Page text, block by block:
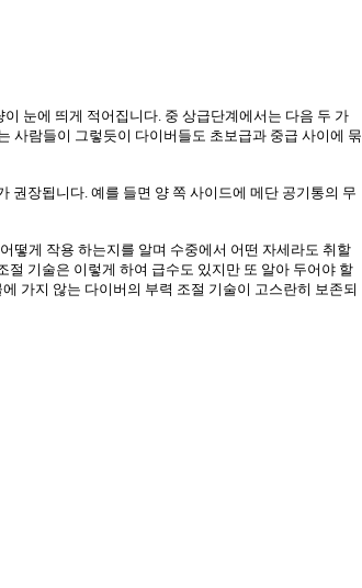
눈에 띄게 적어집니다. 중 상급단계에서는 다음 두 가
사람들이 그렇듯이 다이버들도 초보급과 중급 사이에 묶
권장됩니다. 예를 들면 양 쪽 사이드에 메단 공기통의 무
떻게 작용 하는지를 알며 수중에서 어떤 자세라도 취할
절 기술은 이렇게 하여 급수도 있지만 또 알아 두어야 할
가지 않는 다이버의 부력 조절 기술이 고스란히 보존되